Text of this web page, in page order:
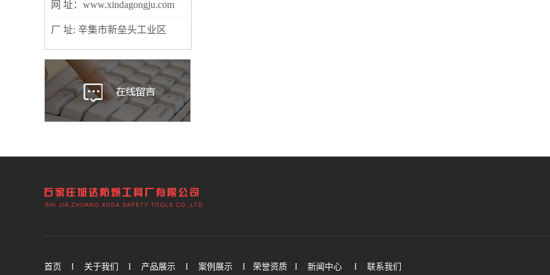
网 址：www.xindagongju.com
厂 址: 辛集市新垒头工业区
首页 I 关于我们 I 产品展示 I 案例展示 I 荣誉资质 I 新闻中心 I 联系我们